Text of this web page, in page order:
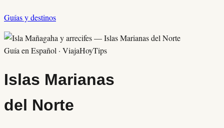
Guías y destinos
Guía en Español · ViajaHoyTips
Islas Marianas
del Norte